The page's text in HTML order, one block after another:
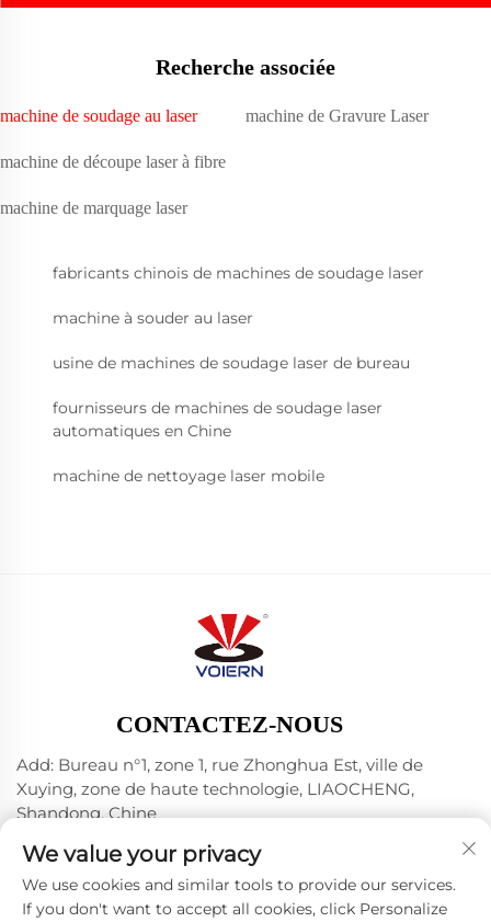
Recherche associée
machine de soudage au laser machine de Gravure Laser
machine de découpe laser à fibre
machine de marquage laser
fabricants chinois de machines de soudage laser
machine à souder au laser
usine de machines de soudage laser de bureau
fournisseurs de machines de soudage laser
automatiques en Chine
machine de nettoyage laser mobile
CONTACTEZ-NOUS
Add: Bureau n°1, zone 1, rue Zhonghua Est, ville de
Xuying, zone de haute technologie, LIAOCHENG,
Shandong, Chine
Tél. :+86-635 8512218
E-mail : [email protected]
We value your privacy
We use cookies and similar tools to provide our services.
If you don't want to accept all cookies, click Personalize